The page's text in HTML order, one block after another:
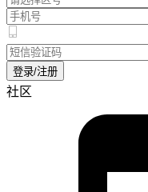
登录/注册
社区